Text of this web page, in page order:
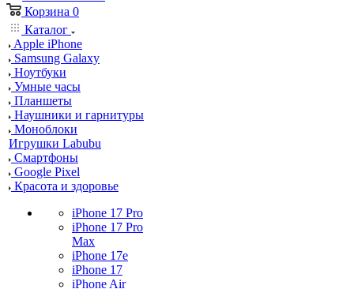
Корзина 0
Каталог
Apple iPhone
Samsung Galaxy
Ноутбуки
Умные часы
Планшеты
Наушники и гарнитуры
Моноблоки
Игрушки Labubu
Смартфоны
Google Pixel
Красота и здоровье
iPhone 17 Pro
iPhone 17 Pro
Max
iPhone 17e
iPhone 17
iPhone Air